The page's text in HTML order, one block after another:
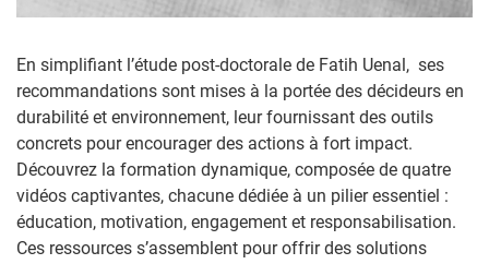
En simplifiant l’étude post-doctorale de Fatih Uenal, ses
recommandations sont mises à la portée des décideurs en
durabilité et environnement, leur fournissant des outils
concrets pour encourager des actions à fort impact.
Découvrez la formation dynamique, composée de quatre
vidéos captivantes, chacune dédiée à un pilier essentiel :
éducation, motivation, engagement et responsabilisation.
Ces ressources s’assemblent pour offrir des solutions